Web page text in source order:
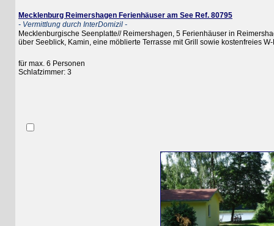
Mecklenburg Reimershagen Ferienhäuser am See Ref. 80795
- Vermittlung durch InterDomizil -
Mecklenburgische Seenplatte// Reimershagen, 5 Ferienhäuser in
über Seeblick, Kamin, eine möblierte Terrasse mit Grill sowie kostenfreies W-LAN
für max. 6 Personen
Schlafzimmer: 3